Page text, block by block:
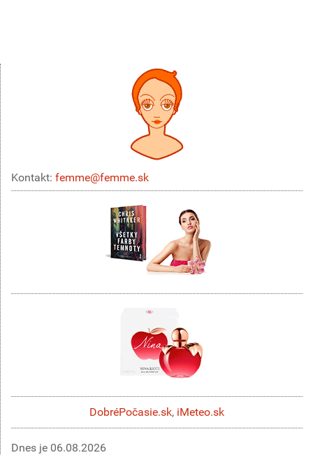
Kontakt: femme@femme.sk
DobréPočasie.sk, iMeteo.sk
Dnes je 06.08.2026